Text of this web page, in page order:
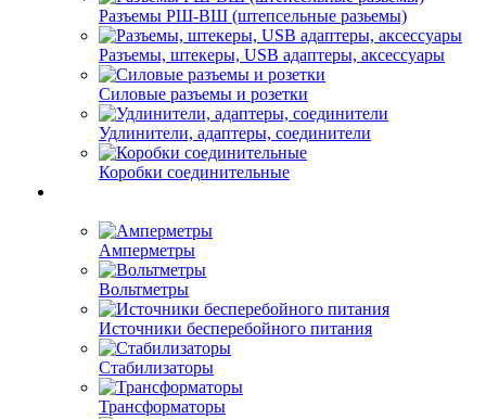
Разъемы РШ-ВШ (штепсельные разьемы)
Разъемы, штекеры, USB адаптеры, аксессуары
Силовые разъемы и розетки
Удлинители, адаптеры, соединители
Коробки соединительные
Амперметры
Вольтметры
Источники бесперебойного питания
Стабилизаторы
Трансформаторы